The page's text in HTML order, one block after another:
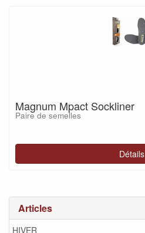
Articles
HIVER
Magnum Mpact Sockliner
Paire de semelles
Détails